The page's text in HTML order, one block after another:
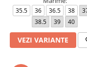
35.5 36 36.5 38
38.5
39 40
VEZI VARIANTE